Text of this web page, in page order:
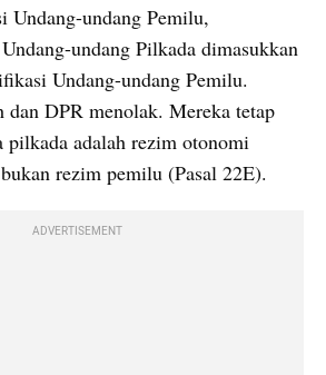
Undang-undang Pemilu,
undang Pilkada dimasukkan
Undang-undang Pemilu.
dan DPR menolak. Mereka tetap
pilkada adalah rezim otonomi
rezim pemilu (Pasal 22E).
ADVERTISEMENT